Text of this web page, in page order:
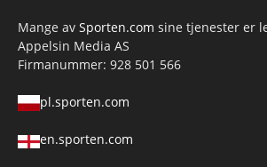
Mange av Sporten.com sine tjenester er
Appelsin Media AS
Firmanummer: 928 501 566
pl.sporten.com
en.sporten.com